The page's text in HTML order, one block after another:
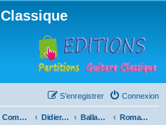
Connexion
S’enregistrer
Compositions Didierland Ballades et autres réveries Romances et ballades